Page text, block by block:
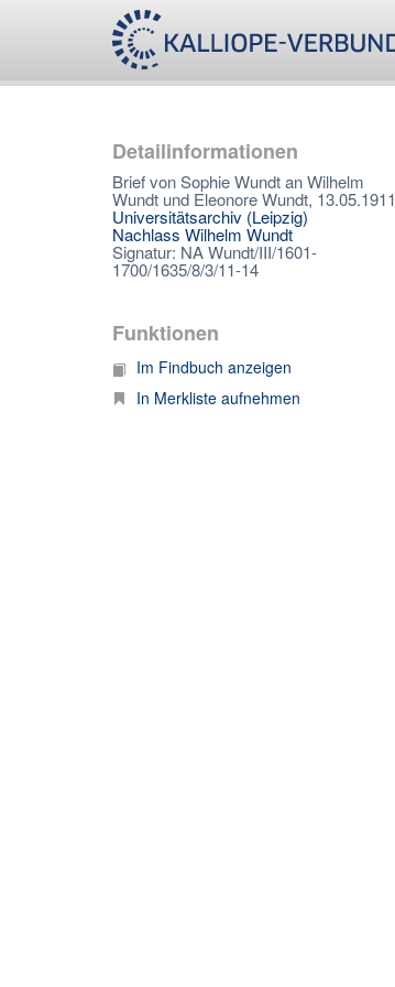
Detailinformationen
Brief von Sophie Wundt an Wilhelm
Wundt und Eleonore Wundt, 13.05.1911
Universitätsarchiv (Leipzig)
Nachlass Wilhelm Wundt
Signatur: NA Wundt/III/1601-
1700/1635/8/3/11-14
Funktionen
Im Findbuch anzeigen
In Merkliste aufnehmen